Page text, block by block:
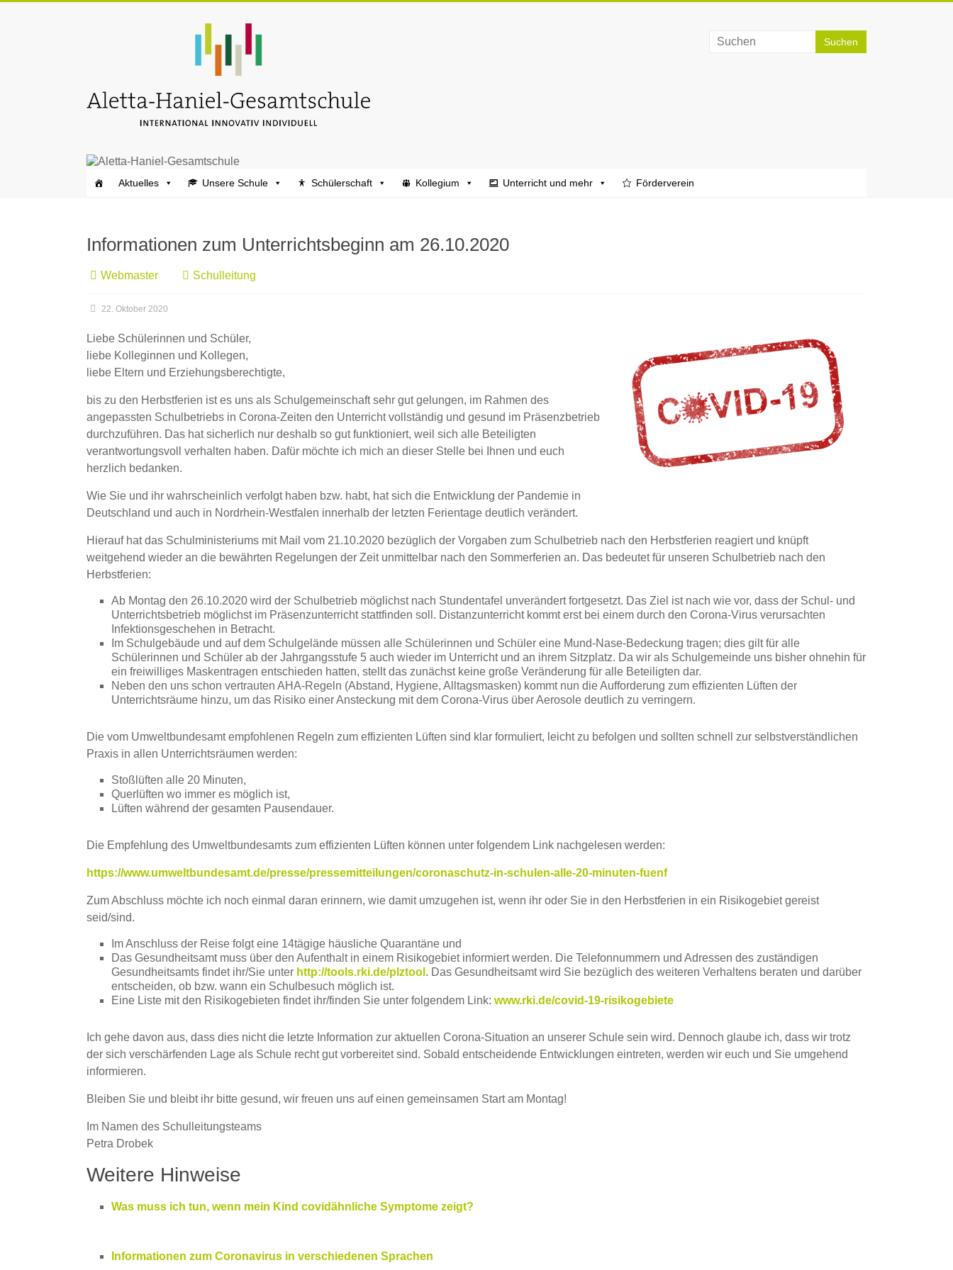
Gesamtschule
Aktuelles Unsere Schule Schülerschaft Kollegium Unterricht und mehr Förderverein
Informationen zum Unterrichtsbeginn am 26.10.2020
Webmaster Schulleitung
22. Oktober 2020
Liebe Schülerinnen und Schüler,
liebe Kolleginnen und Kollegen,
liebe Eltern und Erziehungsberechtigte,
bis zu den Herbstferien ist es uns als Schulgemeinschaft sehr gut gelungen, im Rahmen des
angepassten Schulbetriebs in Corona-Zeiten den Unterricht vollständig und gesund im Präsenzbetrieb
durchzuführen. Das hat sicherlich nur deshalb so gut funktioniert, weil sich alle Beteiligten
verantwortungsvoll verhalten haben. Dafür möchte ich mich an dieser Stelle bei Ihnen und euch
herzlich bedanken.
Wie Sie und ihr wahrscheinlich verfolgt haben bzw. habt, hat sich die Entwicklung der Pandemie in
Deutschland und auch in Nordrhein-Westfalen innerhalb der letzten Ferientage deutlich verändert.
Hierauf hat das Schulministeriums mit Mail vom 21.10.2020 bezüglich der Vorgaben zum Schulbetrieb nach den Herbstferien reagiert und knüpft
weitgehend wieder an die bewährten Regelungen der Zeit unmittelbar nach den Sommerferien an. Das bedeutet für unseren Schulbetrieb nach den
Herbstferien:
Ab Montag den 26.10.2020 wird der Schulbetrieb möglichst nach Stundentafel unverändert fortgesetzt. Das Ziel ist nach wie vor, dass der Schul- und
Unterrichtsbetrieb möglichst im Präsenzunterricht stattfinden soll. Distanzunterricht kommt erst bei einem durch den Corona-Virus verursachten
Infektionsgeschehen in Betracht.
Im Schulgebäude und auf dem Schulgelände müssen alle Schülerinnen und Schüler eine Mund-Nase-Bedeckung tragen; dies gilt für alle
Schülerinnen und Schüler ab der Jahrgangsstufe 5 auch wieder im Unterricht und an ihrem Sitzplatz. Da wir als Schulgemeinde uns bisher ohnehin für
ein freiwilliges Maskentragen entschieden hatten, stellt das zunächst keine große Veränderung für alle Beteiligten dar.
Neben den uns schon vertrauten AHA-Regeln (Abstand, Hygiene, Alltagsmasken) kommt nun die Aufforderung zum effizienten Lüften der
Unterrichtsräume hinzu, um das Risiko einer Ansteckung mit dem Corona-Virus über Aerosole deutlich zu verringern.
Die vom Umweltbundesamt empfohlenen Regeln zum effizienten Lüften sind klar formuliert, leicht zu befolgen und sollten schnell zur selbstverständlichen
Praxis in allen Unterrichtsräumen werden:
Stoßlüften alle 20 Minuten,
Querlüften wo immer es möglich ist,
Lüften während der gesamten Pausendauer.
Die Empfehlung des Umweltbundesamts zum effizienten Lüften können unter folgendem Link nachgelesen werden:
https://www.umweltbundesamt.de/presse/pressemitteilungen/coronaschutz-in-schulen-alle-20-minuten-fuenf
Zum Abschluss möchte ich noch einmal daran erinnern, wie damit umzugehen ist, wenn ihr oder Sie in den Herbstferien in ein Risikogebiet gereist
seid/sind.
Im Anschluss der Reise folgt eine 14tägige häusliche Quarantäne und
Das Gesundheitsamt muss über den Aufenthalt in einem Risikogebiet informiert werden. Die Telefonnummern und Adressen des zuständigen
Gesundheitsamts findet ihr/Sie unter http://tools.rki.de/plztool . Das Gesundheitsamt wird Sie bezüglich des weiteren Verhaltens beraten und darüber
entscheiden, ob bzw. wann ein Schulbesuch möglich ist.
Eine Liste mit den Risikogebieten findet ihr/finden Sie unter folgendem Link: www.rki.de/covid-19-risikogebiete
Ich gehe davon aus, dass dies nicht die letzte Information zur aktuellen Corona-Situation an unserer Schule sein wird. Dennoch glaube ich, dass wir trotz
der sich verschärfenden Lage als Schule recht gut vorbereitet sind. Sobald entscheidende Entwicklungen eintreten, werden wir euch und Sie umgehend
informieren.
Bleiben Sie und bleibt ihr bitte gesund, wir freuen uns auf einen gemeinsamen Start am Montag!
Im Namen des Schulleitungsteams
Petra Drobek
Weitere Hinweise
Was muss ich tun, wenn mein Kind covidähnliche Symptome zeigt?
Informationen zum Coronavirus in verschiedenen Sprachen